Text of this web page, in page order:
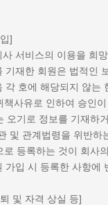
]
서비스의 이용을 희
기재한 회원은 법적인
각 호에 해당되지 않는
사유로 인하여 승인
오기로 정보를 기재하
및 관계법령을 위반하
등록하는 것이 회사
가입 시 등록한 사항에
및 자격 상실 등]